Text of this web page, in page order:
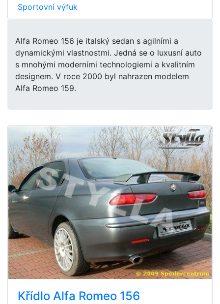
Sportovní výfuk
Alfa Romeo 156 je italský sedan s agilními a
dynamickými vlastnostmi. Jedná se o luxusní auto
s mnohými moderními technologiemi a kvalitním
designem. V roce 2000 byl nahrazen modelem
Alfa Romeo 159.
Křídlo Alfa Romeo 156